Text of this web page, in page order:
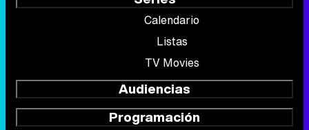
Calendario
Listas
TV Movies
Audiencias
Programación